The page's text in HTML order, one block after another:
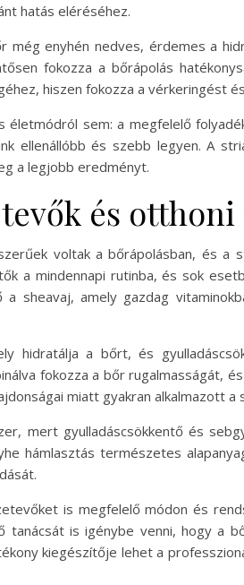
hatás eléréséhez.
még enyhén nedves, érdemes a
fokozza a bőrápolás
hiszen fokozza a vérkeringést
életmódról sem: a megfelelő
ellenállóbb és szebb legyen. A
a legjobb eredményt.
és
voltak a bőrápolásban, és
a mindennapi rutinba, és sok
sheavaj, amely gazdag
hidratálja a bőrt, és
fokozza a bőr rugalmasságát,
miatt gyakran alkalmazott a
mert gyulladáscsökkentő és
hámlasztás természetes
is megfelelő módon és
is igénybe venni, hogy a
kiegészítője lehet a